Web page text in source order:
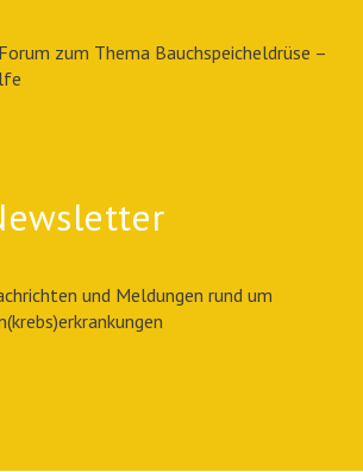
zum Thema Bauchspeicheldrüse –
und Meldungen rund um